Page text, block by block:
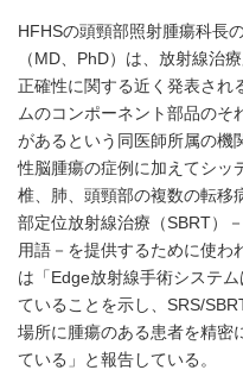
HFHSの頭頸部照射腫瘍科長
（MD、PhD）は、放射線治
正確性に関する近く発表され
ムのコンポーネント部品のそ
があるという同医師所属の機
性脳腫瘍の症例に加えてシッ
椎、肺、頭頸部の複数の転移
部定位放射線治療（SBRT）
用語－を提供するために使わ
は「Edge放射線手術システ
ていることを示し、SRS/
場所に腫瘍のある患者を精密
ている」と報告している。